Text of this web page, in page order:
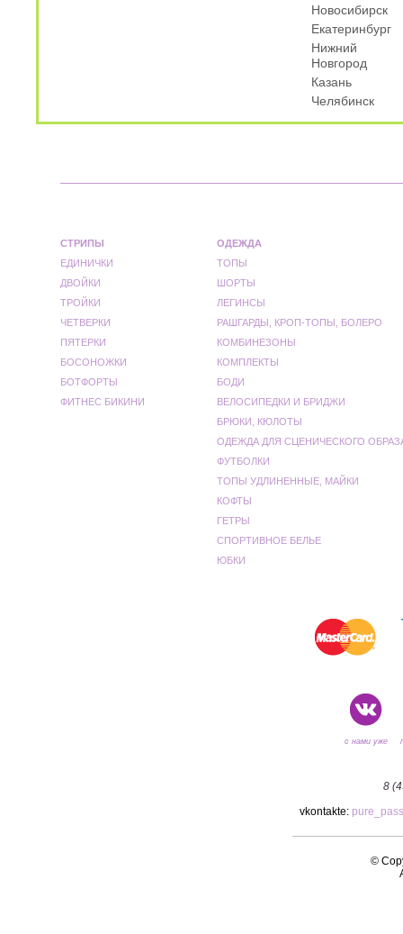
Новосибирск
Екатеринбург
Нижний
Новгород
Казань
Челябинск
СТРИПЫ
ЕДИНИЧКИ
ДВОЙКИ
ТРОЙКИ
ЧЕТВЕРКИ
ПЯТЕРКИ
БОСОНОЖКИ
БОТФОРТЫ
ФИТНЕС БИКИНИ
ОДЕЖДА
ТОПЫ
ШОРТЫ
ЛЕГИНСЫ
РАШГАРДЫ, КРОП-ТОПЫ, БОЛЕРО
КОМБИНЕЗОНЫ
КОМПЛЕКТЫ
БОДИ
ВЕЛОСИПЕДКИ И БРИДЖИ
БРЮКИ, КЮЛОТЫ
ОДЕЖДА ДЛЯ СЦЕНИЧЕСКОГО
ФУТБОЛКИ
ТОПЫ УДЛИНЕННЫЕ, МАЙКИ
КОФТЫ
ГЕТРЫ
СПОРТИВНОЕ БЕЛЬЕ
ЮБКИ
с нами уже
8
vkontakte:
©